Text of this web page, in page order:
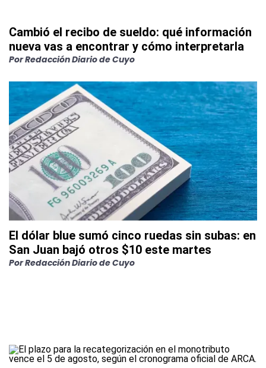
Cambió el recibo de sueldo: qué información
nueva vas a encontrar y cómo interpretarla
PorRedacción Diario de Cuyo
El dólar blue sumó cinco ruedas sin subas: en
San Juan bajó otros $10 este martes
PorRedacción Diario de Cuyo